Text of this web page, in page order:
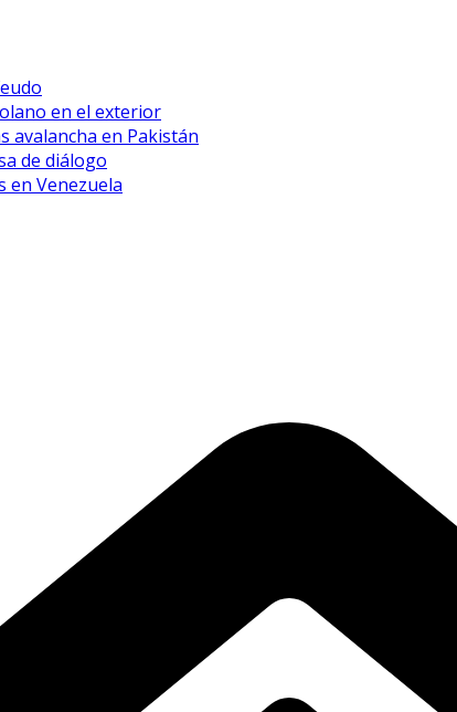
en el exterior
avalancha en Pakistán
de diálogo
en Venezuela